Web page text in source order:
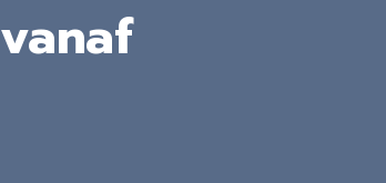
vanaf